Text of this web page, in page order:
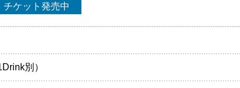
チケット発売中
別）